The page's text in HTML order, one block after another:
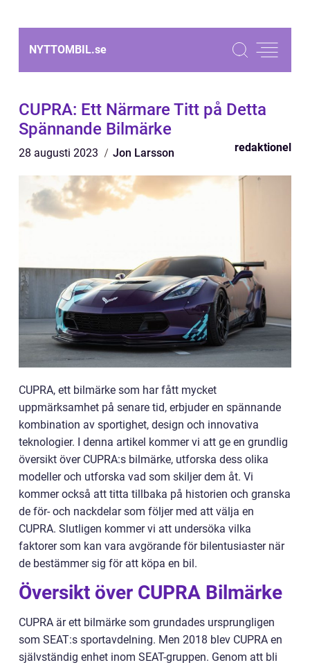
NYTTOMBIL.se
CUPRA: Ett Närmare Titt på Detta
Spännande Bilmärke
28 augusti 2023 Jon Larsson redaktionel
CUPRA, ett bilmärke som har fått mycket
uppmärksamhet på senare tid, erbjuder en spännande
kombination av sportighet, design och innovativa
teknologier. I denna artikel kommer vi att ge en grundlig
översikt över CUPRA:s bilmärke, utforska dess olika
modeller och utforska vad som skiljer dem åt. Vi
kommer också att titta tillbaka på historien och granska
de för- och nackdelar som följer med att välja en
CUPRA. Slutligen kommer vi att undersöka vilka
faktorer som kan vara avgörande för bilentusiaster när
de bestämmer sig för att köpa en bil.
Översikt över CUPRA Bilmärke
CUPRA är ett bilmärke som grundades ursprungligen
som SEAT:s sportavdelning. Men 2018 blev CUPRA en
självständig enhet inom SEAT-gruppen. Genom att bli